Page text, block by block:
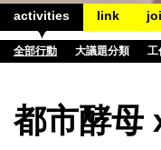
activities link
全部行動 大議題分類 工
都市酵母